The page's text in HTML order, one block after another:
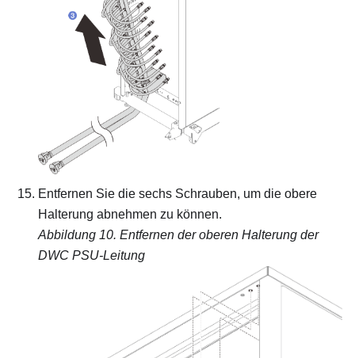
Entfernen Sie die sechs Schrauben, um die obere
Halterung abnehmen zu können.
Abbildung 10. Entfernen der oberen Halterung der
DWC PSU-Leitung